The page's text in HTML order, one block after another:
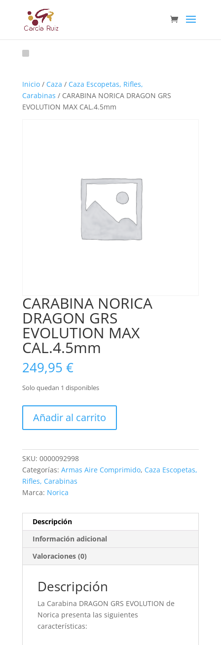
Inicio/ Caza / Caza Escopetas, Rifles,
Carabinas / CARABINA NORICA DRAGON GRS
EVOLUTION MAX CAL.4.5mm
CARABINA NORICA
DRAGON GRS
EVOLUTION MAX
CAL.4.5mm
249,95 €
Solo quedan 1 disponibles
NORICA
EVOLUTION
MAX
CAL.4.5mm
cantidad
Añadir al carrito
SKU: 0000092998
Categorías: Armas Aire Comprimido, Caza Escopetas,
Rifles, Carabinas
Marca: Norica
Descripción
Información adicional
Valoraciones (0)
Descripción
La Carabina DRAGON GRS EVOLUTION de
Norica presenta las siguientes
características: